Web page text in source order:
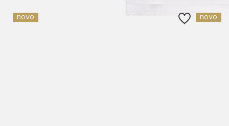
novo novo